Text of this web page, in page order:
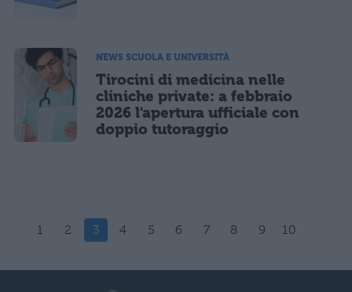
NEWS SCUOLA E UNIVERSITÀ
Tirocini di medicina nelle
cliniche private: a febbraio
2026 l'apertura ufficiale con
doppio tutoraggio
1 2 3 4 5 6 7 8 9 10